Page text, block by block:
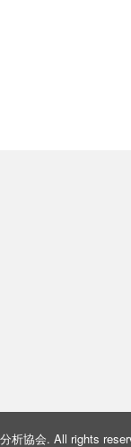
析協会. All rights